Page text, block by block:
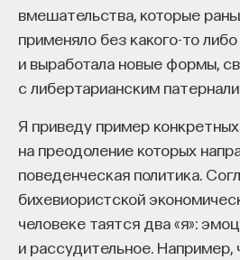
вмешательства, которые
применяло без какого-то
и выработала новые формы,
с либертарианским
Я приведу пример конкретных
на преодоление которых
поведенческая политика.
бихевиористской
человеке таятся два «я»:
и рассудительное. Например,